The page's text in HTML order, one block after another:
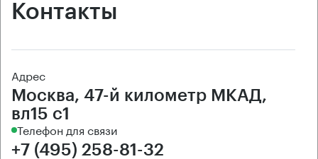
Контакты
Адрес
Москва, 47-й километр МКАД,
вл15 с1
Телефон для связи
+7 (495) 258-81-32